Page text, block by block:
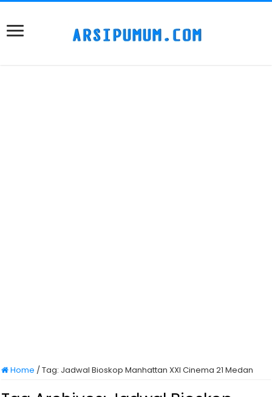
Home /Tag: Jadwal Bioskop Manhattan XXI Cinema 21 Medan